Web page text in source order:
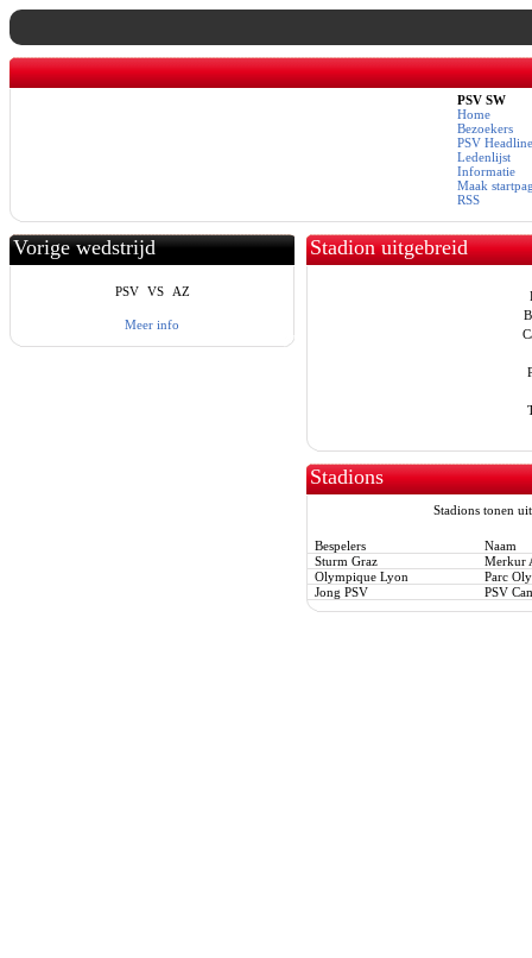
PSV SW
Home
Bezoekers
PSV
Ledenlijst
Informatie
Maak
RSS
Vorige wedstrijd
PSV VS AZ
Meer info
Stadion uitgebreid
Stadions
Stadions tonen
Bespelers
Naam
Sturm Graz
Merkur
Olympique Lyon
Parc
Jong PSV
PSV